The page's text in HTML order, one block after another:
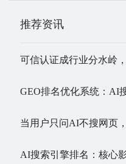
推荐资讯
AI搜索引擎排名：核心